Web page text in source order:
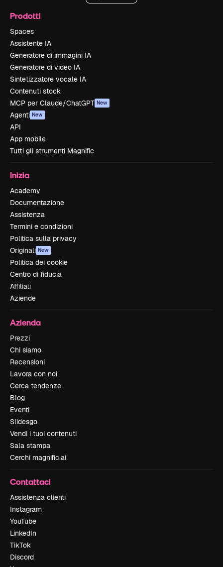
Prodotti
Spaces
Assistente IA
Generatore di immagini IA
Generatore di video IA
Sintetizzatore vocale IA
Contenuti stock
MCP per Claude/ChatGPT New
Agenti New
API
App mobile
Tutti gli strumenti Magnific
Inizia
Academy
Documentazione
Assistenza
Termini e condizioni
Politica sulla privacy
Originali New
Politica dei cookie
Centro di fiducia
Affiliati
Aziende
Azienda
Prezzi
Chi siamo
Recensioni
Lavora con noi
Cerca tendenze
Blog
Eventi
Slidesgo
Vendi i tuoi contenuti
Sala stampa
Cerchi magnific.ai
Contattaci
Assistenza clienti
Instagram
YouTube
LinkedIn
TikTok
Discord